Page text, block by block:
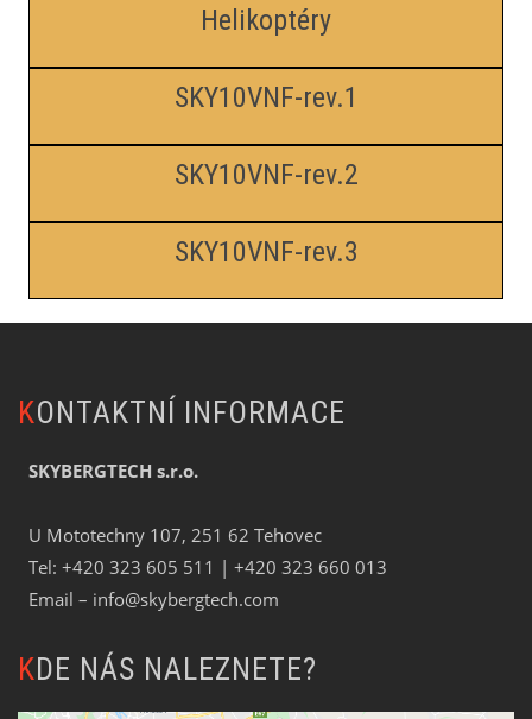
Helikoptéry
SKY10VNF-rev.1
SKY10VNF-rev.2
SKY10VNF-rev.3
KONTAKTNÍ INFORMACE
SKYBERGTECH s.r.o.
U Mototechny 107, 251 62 Tehovec
Tel: +420 323 605 511 | +420 323 660 013
Email – info@skybergtech.com
KDE NÁS NALEZNETE?